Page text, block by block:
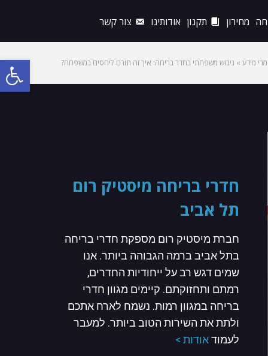
מחירון תקנון אודותינו צור קשר
מידע » גיבוש משפחתי בחדר בריחה: איך זה תורם ליחסים במשפחה?
חדרי בריחה מיסטיק רום
תל אביב
חברת מיסטיק רום מספקת חדרי בריחה
בתל אביב ברמה הגבוהה ביותר. אנו
שמים דגש רב על ייחודיות החדרים,
רמתם ותחזוקתם. קיימים מגוון חדרי
בריחה במגוון רמות. נשמח לארח אתכם
ולתת את השירות הטוב ביותר. למעבר
לעמודאודות >